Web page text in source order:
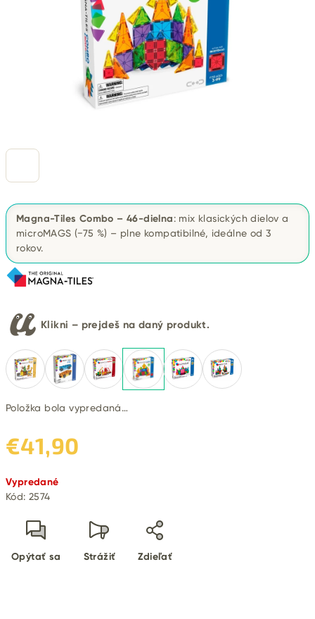
Magna-Tiles Combo – 46-dielna: mix klasických dielov a
microMAGS (−75 %) – plne kompatibilné, ideálne od 3
rokov.
Klikni – prejdeš na daný produkt.
Položka bola vypredaná…
€41,90
cena:
Vypredané
Kód: 2574
Opýtať sa Strážiť Zdieľať